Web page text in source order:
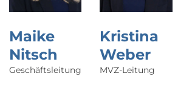
Maike
Nitsch
Geschäftsleitung
Kristina
Weber
MVZ-Leitung